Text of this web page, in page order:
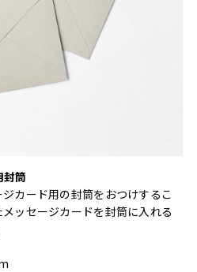
筒
カード用の封筒をおつけするこ
ッセージカードを封筒に入れる